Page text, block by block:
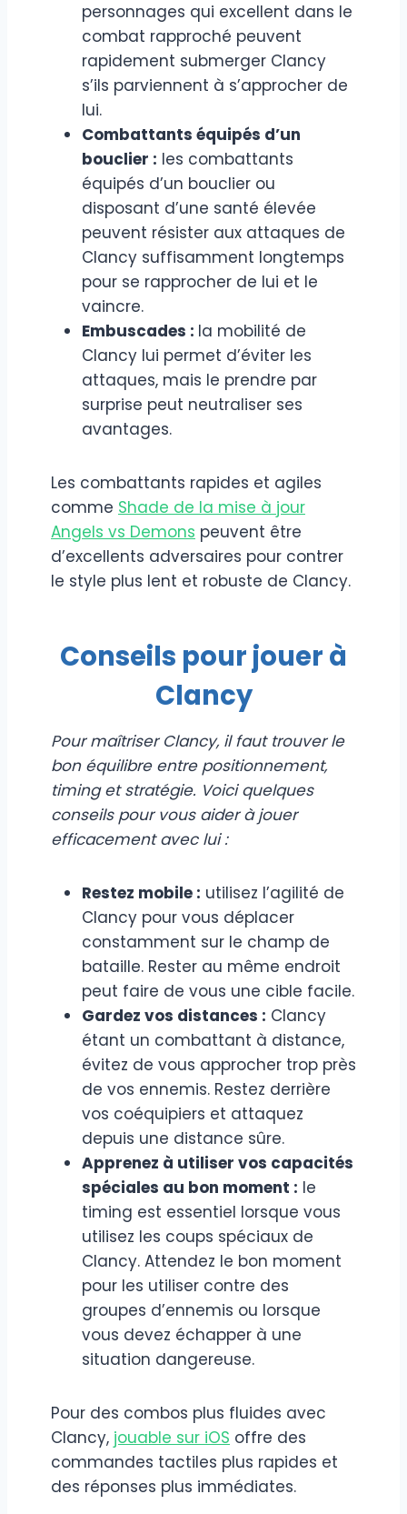
personnages qui excellent dans le
combat rapproché peuvent
rapidement submerger Clancy
s’ils parviennent à s’approcher de
lui.
Combattants équipés d’un
bouclier : les combattants
équipés d’un bouclier ou
disposant d’une santé élevée
peuvent résister aux attaques de
Clancy suffisamment longtemps
pour se rapprocher de lui et le
vaincre.
Embuscades : la mobilité de
Clancy lui permet d’éviter les
attaques, mais le prendre par
surprise peut neutraliser ses
avantages.
Les combattants rapides et agiles
comme Shade de la mise à jour
Angels vs Demons peuvent être
d’excellents adversaires pour contrer
le style plus lent et robuste de Clancy.
Conseils pour jouer à
Clancy
Pour maîtriser Clancy, il faut trouver le
bon équilibre entre positionnement,
timing et stratégie. Voici quelques
conseils pour vous aider à jouer
efficacement avec lui :
Restez mobile : utilisez l’agilité de
Clancy pour vous déplacer
constamment sur le champ de
bataille. Rester au même endroit
peut faire de vous une cible facile.
Gardez vos distances : Clancy
étant un combattant à distance,
évitez de vous approcher trop près
de vos ennemis. Restez derrière
vos coéquipiers et attaquez
depuis une distance sûre.
Apprenez à utiliser vos capacités
spéciales au bon moment : le
timing est essentiel lorsque vous
utilisez les coups spéciaux de
Clancy. Attendez le bon moment
pour les utiliser contre des
groupes d’ennemis ou lorsque
vous devez échapper à une
situation dangereuse.
Pour des combos plus fluides avec
Clancy, jouable sur iOS offre des
commandes tactiles plus rapides et
des réponses plus immédiates.